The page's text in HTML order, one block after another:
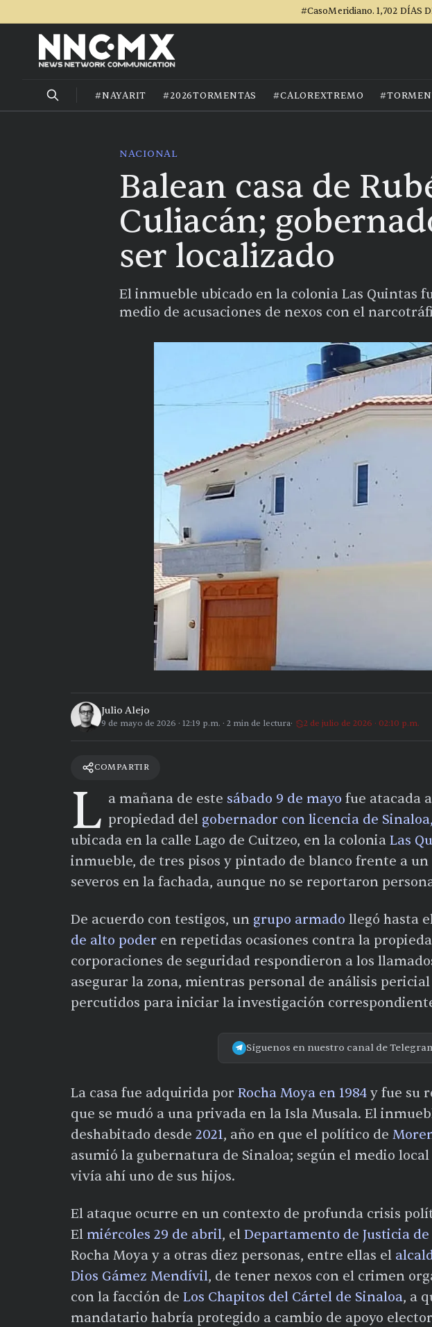
#CasoMeridiano. 1,702 DÍAS
#NAYARIT #2026TORMENTAS #CALOREXTREMO
NACIONAL
Balean casa de
Culiacán;
ser localizado
El inmueble ubicado en la colonia Las Quintas
medio de acusaciones de nexos con el
Julio Alejo
9 de mayo de 2026 · 12:19 p.m. · 2 min de lectura 2 de julio de 2026 · 02:10 p.m.
COMPARTIR
L a mañana de este sábado 9 de mayo fue atacada
propiedad del gobernador con licencia de
ubicada en la calle Lago de Cuitzeo, en la colonia Las
inmueble, de tres pisos y pintado de blanco frente a
severos en la fachada, aunque no se reportaron
De acuerdo con testigos, un grupo armado llegó hasta
de alto poder en repetidas ocasiones contra la
corporaciones de seguridad respondieron a los
asegurar la zona, mientras personal de análisis
percutidos para iniciar la investigación
Síguenos en nuestro canal de
La casa fue adquirida por Rocha Moya en 1984 y fue su
que se mudó a una privada en la Isla Musala. El
deshabitado desde 2021, año en que el político de
asumió la gubernatura de Sinaloa; según el medio
vivía ahí uno de sus hijos.
El ataque ocurre en un contexto de profunda crisis
El miércoles 29 de abril, el Departamento de Justicia de
Rocha Moya y a otras diez personas, entre ellas el
Dios Gámez Mendívil, de tener nexos con el crimen
con la facción de Los Chapitos del Cártel de Sinaloa, a
mandatario habría protegido a cambio de apoyo